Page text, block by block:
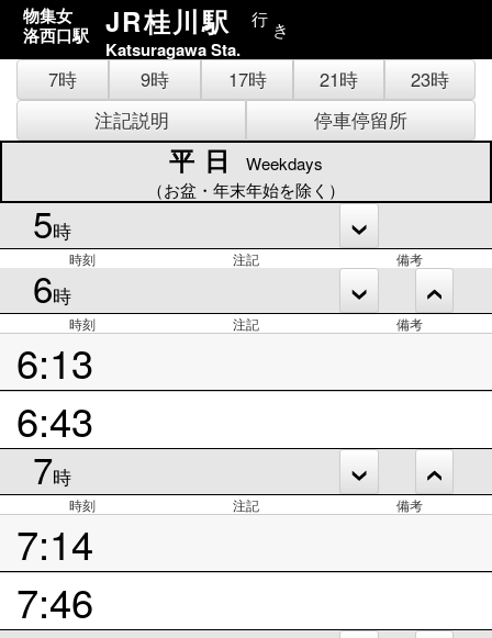
物集女
洛西口駅
JR桂川駅 行 き
Katsuragawa Sta.
7時 9時 17時 21時
23時
注記説明
停車停留所
平日
Weekdays
（お盆・年末年始を除く）
5時
時刻 注記 備考
6時
時刻 注記 備考
6:13
6:43
7時
時刻 注記 備考
7:14
7:46